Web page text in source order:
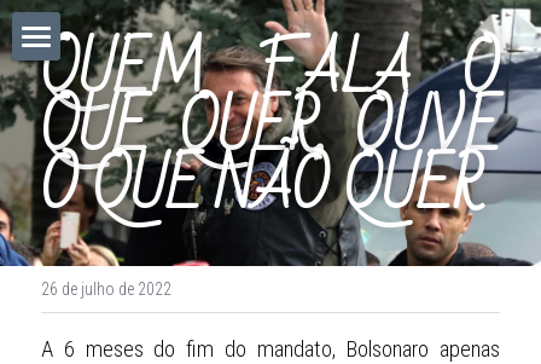
home
As minhas crónicas
José Góis Chilão
Facebook
POWERED BY
QUEM FALA O
QUE QUER, OUVE
O QUE NÃO QUER
26 de julho de 2022
A 6 meses do fim do mandato, Bolsonaro apenas